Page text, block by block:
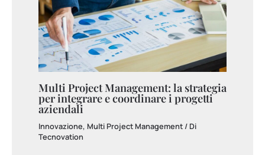
Multi Project Management: la strategia
per integrare e coordinare i progetti
aziendali
Innovazione, Multi Project Management / Di
Tecnovation